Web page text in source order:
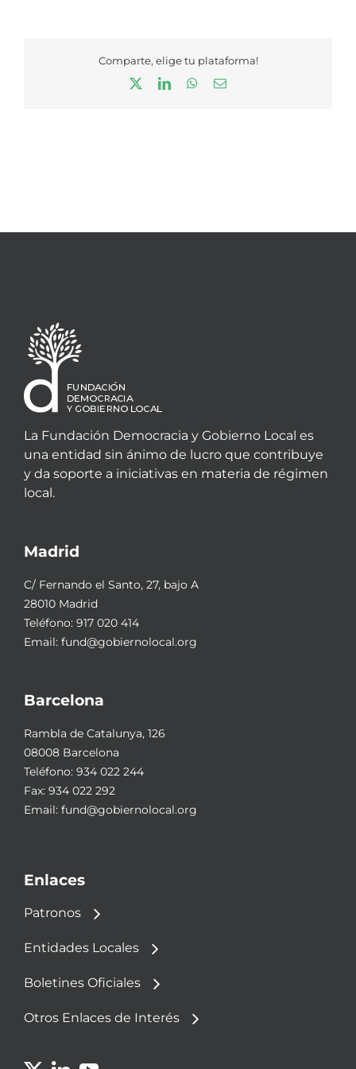
Comparte, elige tu plataforma!
LinkedInWhatsApp
Correo
La Fundación Democracia y Gobierno Local es
una entidad sin ánimo de lucro que contribuye
y da soporte a iniciativas en materia de régimen
local.
Madrid
C/ Fernando el Santo, 27, bajo A
28010 Madrid
Teléfono: 917 020 414
Email: fund@gobiernolocal.org
Barcelona
Rambla de Catalunya, 126
08008 Barcelona
Teléfono: 934 022 244
Fax: 934 022 292
Email: fund@gobiernolocal.org
Enlaces
Patronos
Entidades Locales
Boletines Oficiales
Otros Enlaces de Interés